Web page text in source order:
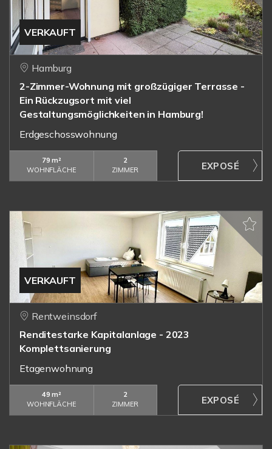
VERKAUFT
Hamburg
2-Zimmer-Wohnung mit großzügiger Terrasse -
Ein Rückzugsort mit viel
Gestaltungsmöglichkeiten in Hamburg!
Erdgeschosswohnung
79 m²
WOHNFLÄCHE
2
ZIMMER
VERKAUFT
Rentweinsdorf
Renditestarke Kapitalanlage - 2023
Komplettsanierung
Etagenwohnung
49 m²
WOHNFLÄCHE
2
ZIMMER